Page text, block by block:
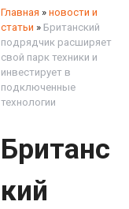
Главная » новости и
статьи » Британский
подрядчик расширяет
свой парк техники и
инвестирует в
подключенные
технологии
Британс
кий